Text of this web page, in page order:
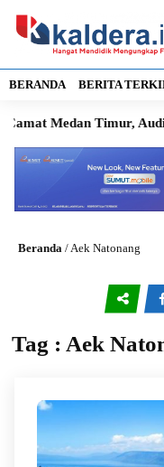
BERANDA BERITA
Medan Timur,
Beranda / Aek Natonang
Tag : Aek